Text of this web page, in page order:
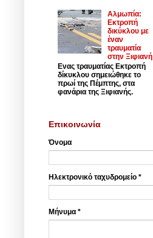
Αλμωπία:
Εκτροπή
δικύκλου με
έναν
τραυματία
στην Ξιφιανή
Ενας τραυματίας Εκτροπή
δίκυκλου σημειώθηκε το
πρωί της Πέμπτης, στα
φανάρια της Ξιφιανής.
Επικοινωνία
Όνομα
Ηλεκτρονικό ταχυδρομείο *
Μήνυμα *